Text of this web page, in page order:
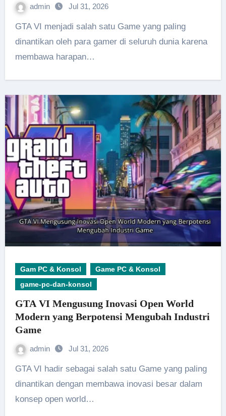
admin Jul 31, 2026
GTA VI menjadi salah satu Game yang paling
dinantikan oleh para gamer di seluruh dunia karena
membawa harapan…
Gam PC & Konsol
Game PC & Konsol
game-pc-dan-konsol
GTA VI Mengusung Inovasi Open World
Modern yang Berpotensi Mengubah Industri
Game
admin Jul 31, 2026
GTA VI hadir sebagai salah satu Game yang paling
dinantikan dengan membawa inovasi besar dalam
konsep open world…